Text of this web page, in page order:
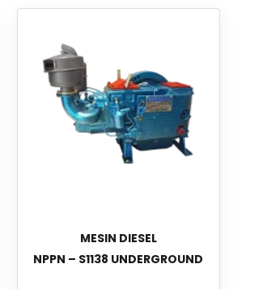
MESIN DIESEL
NPPN – S1138 UNDERGROUND